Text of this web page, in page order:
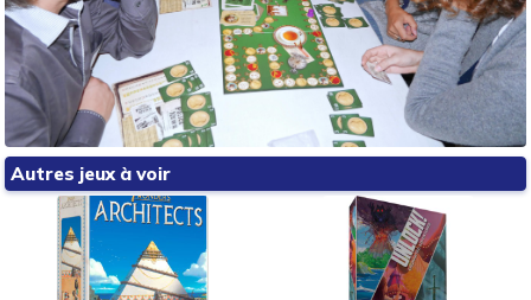
Autres jeux à voir